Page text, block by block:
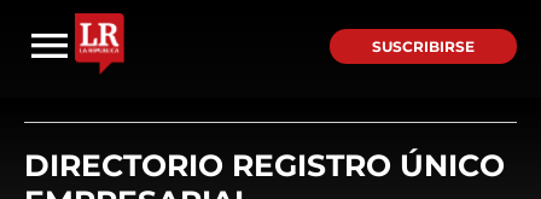
SUSCRIBIRSE
DIRECTORIO REGISTRO ÚNICO